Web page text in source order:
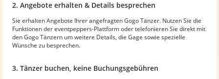
2. Angebote erhalten & Details besprechen
Sie erhalten Angebote Ihrer angefragten Gogo Tänzer. Nutzen Sie die
Funktionen der eventpeppers-Plattform oder telefonieren Sie direkt mit
den Gogo Tänzern um weitere Details, die Gage sowie spezielle
Wünsche zu besprechen.
3. Tänzer buchen, keine Buchungsgebühren